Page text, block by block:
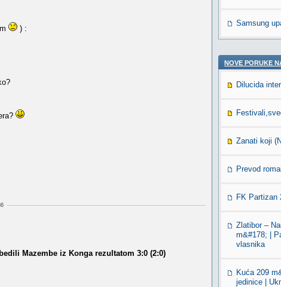
) :
Mazembe iz Konga rezultatom 3:0 (2:0)
Samsung
NOVE PORUKE
Dilucida
Zanati koji
Prevod
FK Partizan
Zlatibor –
m&#178; |
vlasnika
Kuća 209
jedinice |